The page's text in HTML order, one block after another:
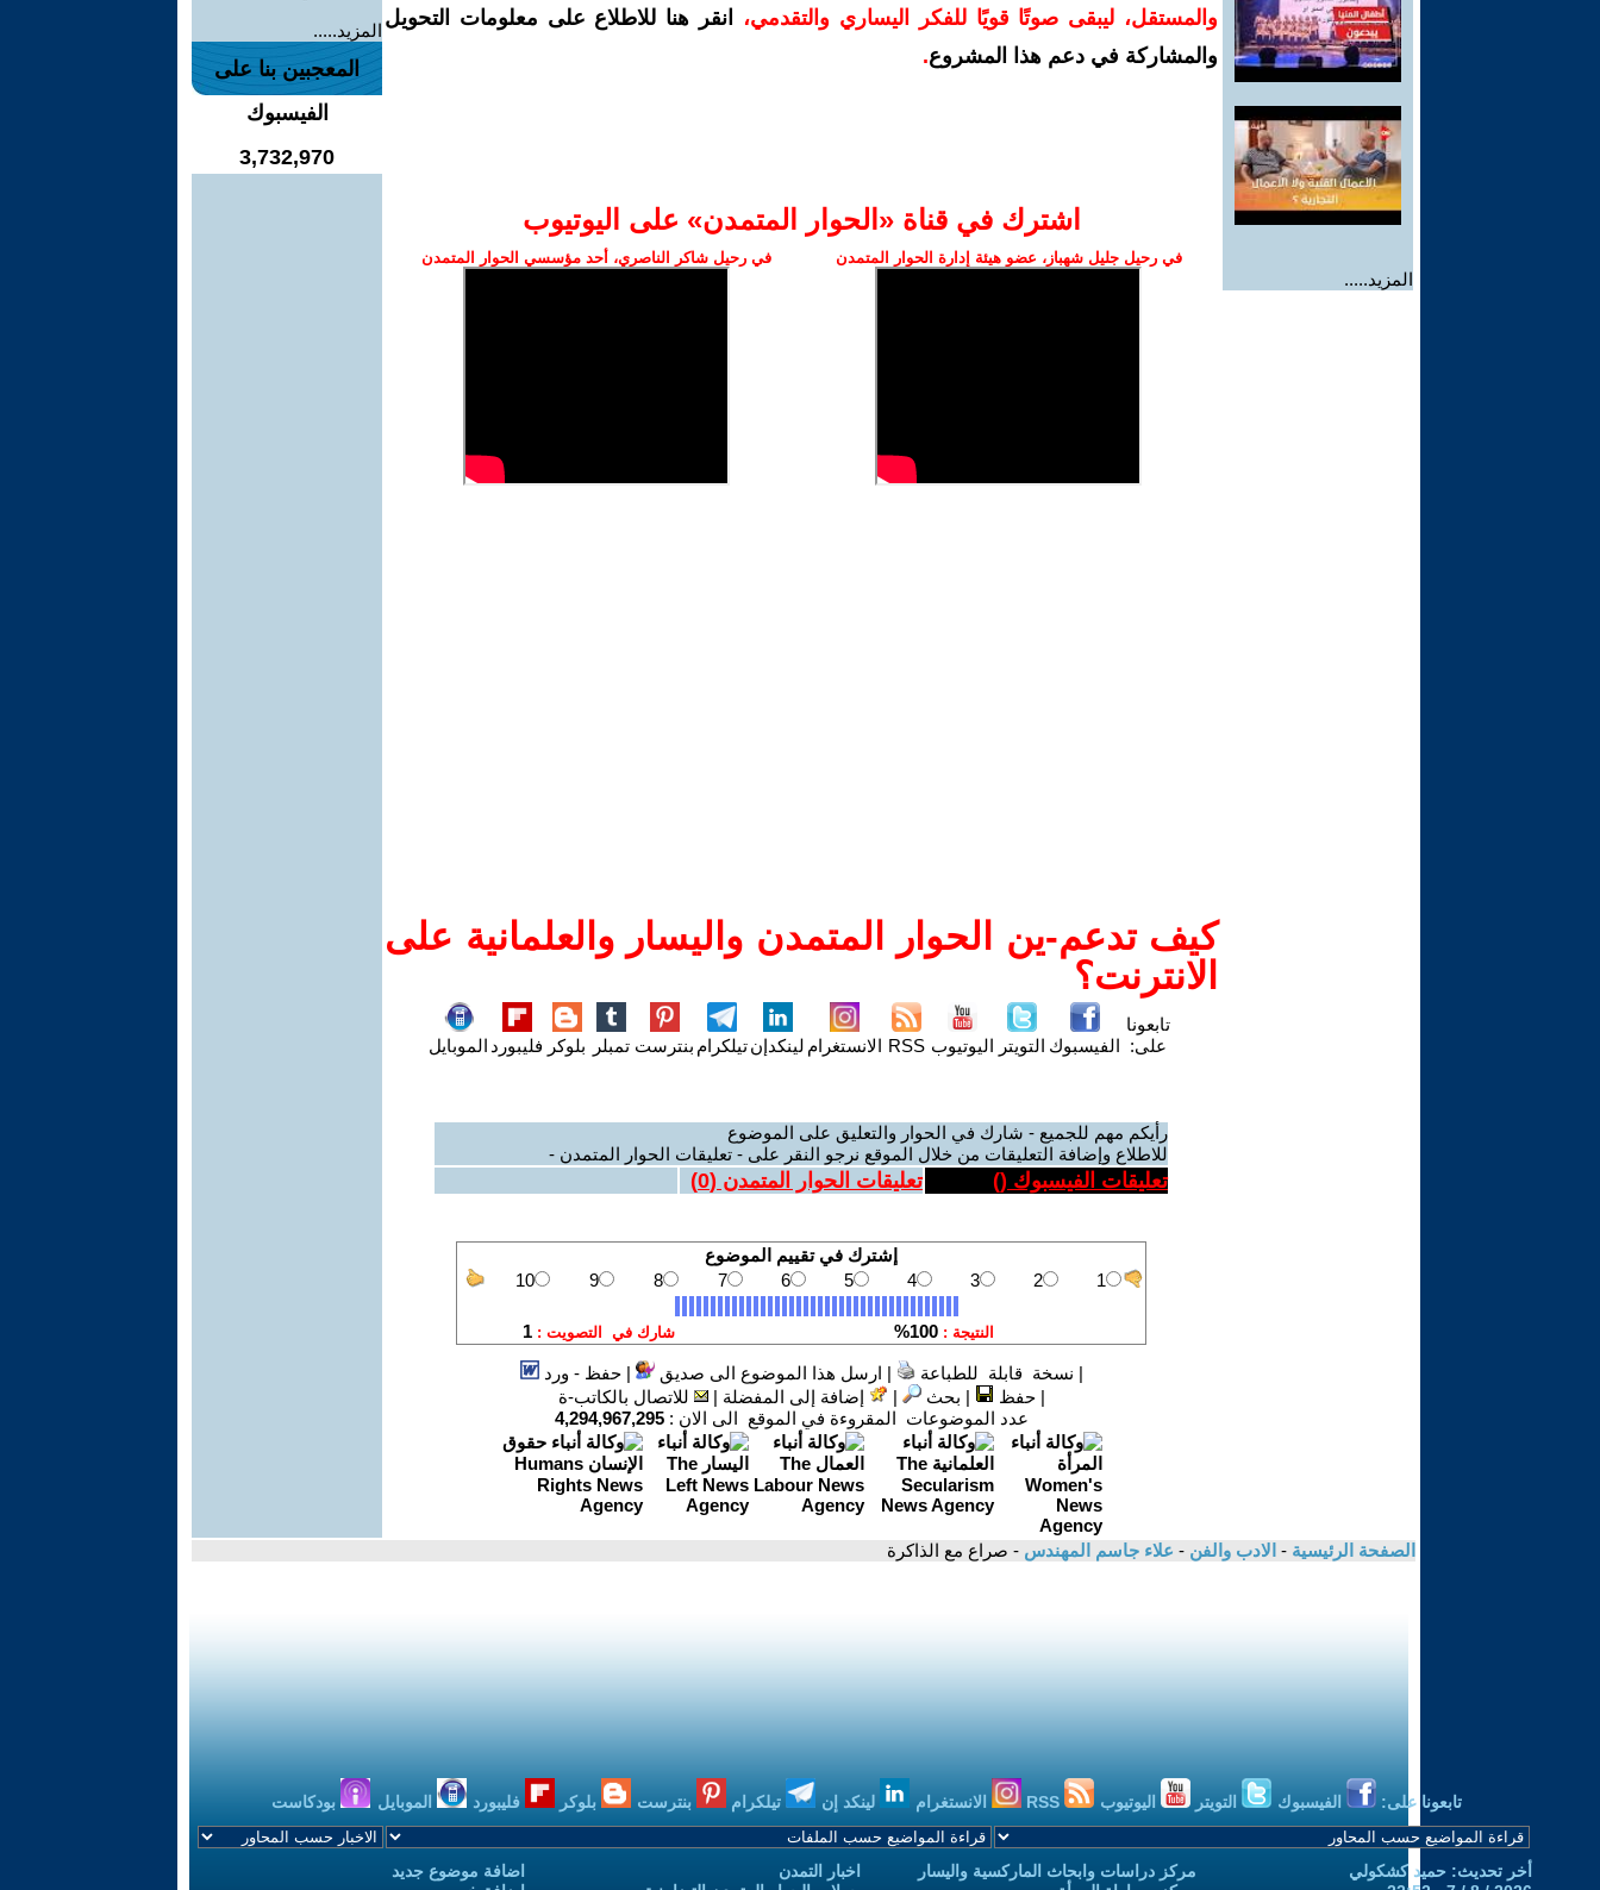
المزيد.....
والمستقل، ليبقى صوتًا قويًا للفكر اليساري والتقدمي،
انقر هنا للاطلاع على معلومات التحويل
والمشاركة في دعم هذا المشروع.
اشترك في قناة ‫«الحوار المتمدن» على اليوتيوب
في رحيل جليل شهباز، عضو هيئة إدارة الحوار المتمدن في رحيل شاكر الناصري، أحد مؤسسي الحوار المتمدن
كيف تدعم-ين الحوار المتمدن واليسار والعلمانية على
الانترنت؟
تابعونا
على: الفيسبوك التويتر اليوتيوب RSS الانستغرام لينكدإنتيلكرام بنترست تمبلر بلوكر فليبورد الموبايل
رأيكم مهم للجميع - شارك في الحوار والتعليق على الموضوع
للاطلاع وإضافة التعليقات من خلال الموقع نرجو النقر على - تعليقات الحوار المتمدن -
تعليقات الفيسبوك () تعليقات الحوار المتمدن (0
)
| نسخة قابلة للطباعة | ارسل هذا الموضوع الى صديق |حفظ - ورد
|حفظ | بحث | إضافة إلى المفضلة |
للاتصال بالكاتب-ة
عدد الموضوعات المقروءة في الموقع الى الان : 4,294,967,295
المزيد.....
المعجبين بنا على
الفيسبوك
3,732,970
الصفحة الرئيسية - الادب والفن - علاء جاسم المهندس - صراع مع الذاكرة
تابعونا على: الفيسبوك التويتر اليوتيوب الانستغرام لينكد إن تيلكرام بنترست بلوكر فليبورد الموبايل بودكاست
أخر تحديث: حميد كشكولي
مركز دراسات وابحاث الماركسية واليسار
اخبار التمدن
اضافة موضوع جديد